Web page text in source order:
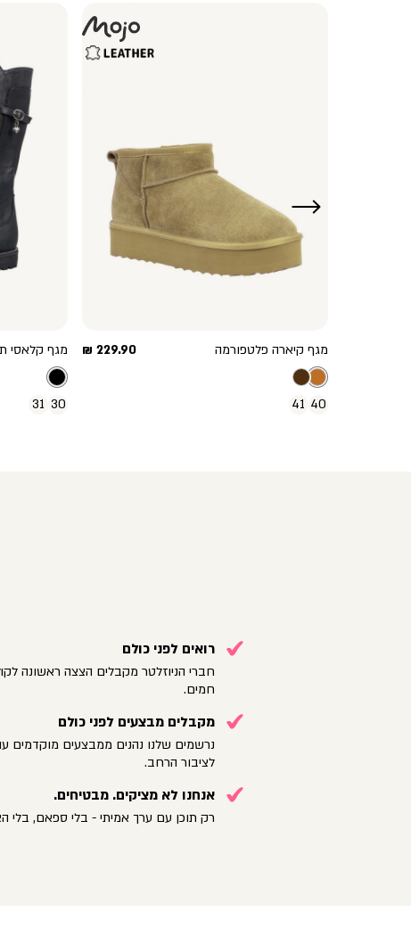
ימינה
מגף קיארה פלטפורמה
מחיר
229.90 ₪
40
41
מגף קלאסי
30
31
רואים לפני כולם
חברי הניוזלטר מקבלים הצצה ראשונה
חמים.
מקבלים מבצעים לפני כולם
נרשמים שלנו נהנים ממבצעים מוקדמים
לציבור הרחב.
אנחנו לא מציקים. מבטיחים.
רק תוכן עם ערך אמיתי - בלי ספאם, בלי